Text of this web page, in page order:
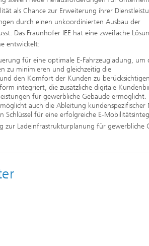
als Chance zur Erweiterung ihrer
durch einen unkoordinierten Ausbau der
Das Fraunhofer IEE hat eine zweifache
entwickelt:
für eine optimale E-Fahrzeugladung, um
zu minimieren und gleichzeitig die
den Komfort der Kunden zu
integriert, die zusätzliche digitale
für gewerbliche Gebäude ermöglicht.
auch die Ableitung kundenspezifischer
Schlüssel für eine erfolgreiche E-
zur Ladeinfrastrukturplanung für gewerbliche